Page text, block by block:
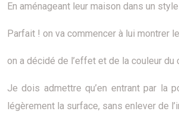
En aménageant leur maison dans un
Parfait ! on va commencer à lui montrer
on a décidé de l’effet et de la couleur
Je dois admettre qu’en entrant par la
légèrement la surface, sans enlever de